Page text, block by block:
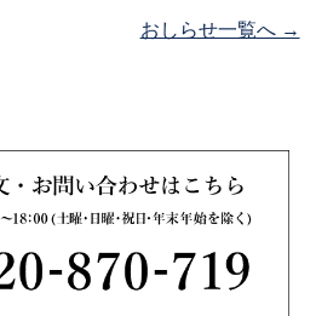
おしらせ一覧へ →